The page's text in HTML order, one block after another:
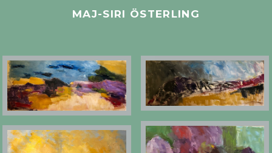
MAJ-SIRI ÖSTERLING
30X65 CM 30X65 CM